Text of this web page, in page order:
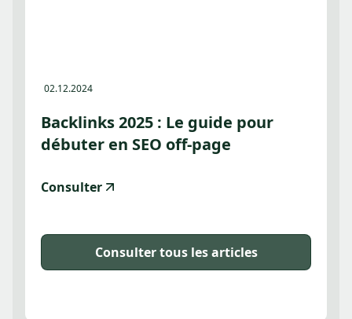
02.12.2024
Backlinks 2025 : Le guide pour
débuter en SEO off-page
Consulter
Consulter tous les articles